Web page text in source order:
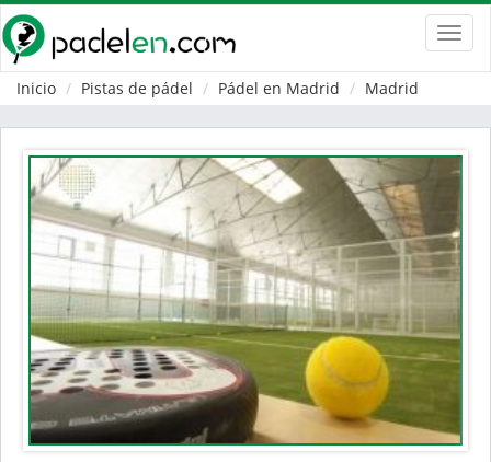
Inicio
Pistas de pádel Pádel en Madrid Madrid